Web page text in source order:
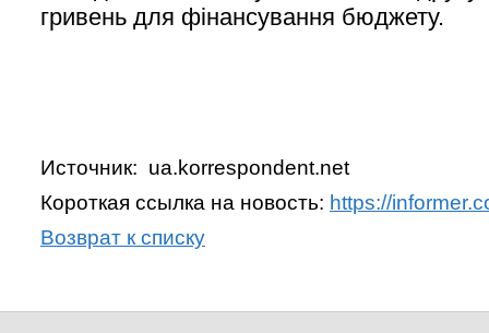
гривень для фінансування бюджету.
Источник: ua.korrespondent.net
Короткая ссылка на новость: https://
Возврат к списку